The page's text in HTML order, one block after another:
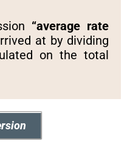
“average rate
at by dividing
on the total